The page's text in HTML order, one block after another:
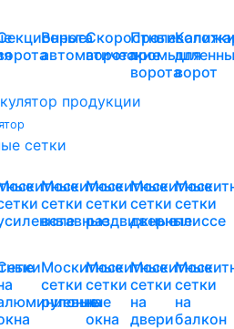
Ворота
автоматические
Скоростные
ворота
ворота
для
ворот
сетки
Москитные
сетки
вставные
Москитные
сетки
раздвижные
Москитные
сетки
дверные
сетки
плиссе
Москитные
сетки
рулонные
Москитные
сетки
на
окна
Москитные
сетки
на
двери
сетки
на
балкон